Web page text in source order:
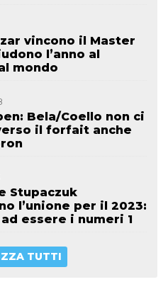
vincono il Master
l’anno al
mondo
Bela/Coello non ci
il forfait anche
Stupaczuk
l’unione per il 2023:
essere i numeri 1
TUTTI